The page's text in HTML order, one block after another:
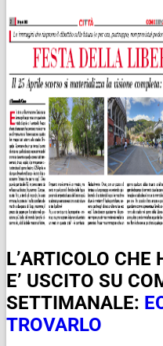
L’ARTICOLO
E’ USCITO SU
SETTIMANALE:
TROVARLO